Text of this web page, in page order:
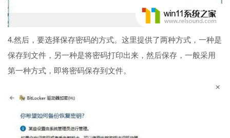
4.然后，要选择保存密码的方式。这里提供了两种方式，一种是
保存到文件，另一种是将密码打印出来，然后保存，一般采用
第一种方式，即将密码保存到文件。